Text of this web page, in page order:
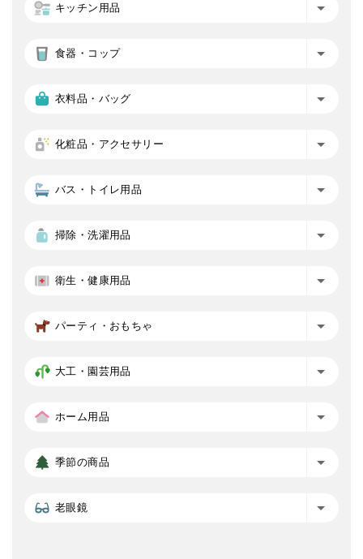
キッチン用品
食器・コップ
衣料品・バッグ
化粧品・アクセサリー
バス・トイレ用品
掃除・洗濯用品
衛生・健康用品
パーティ・おもちゃ
大工・園芸用品
ホーム用品
季節の商品
老眼鏡